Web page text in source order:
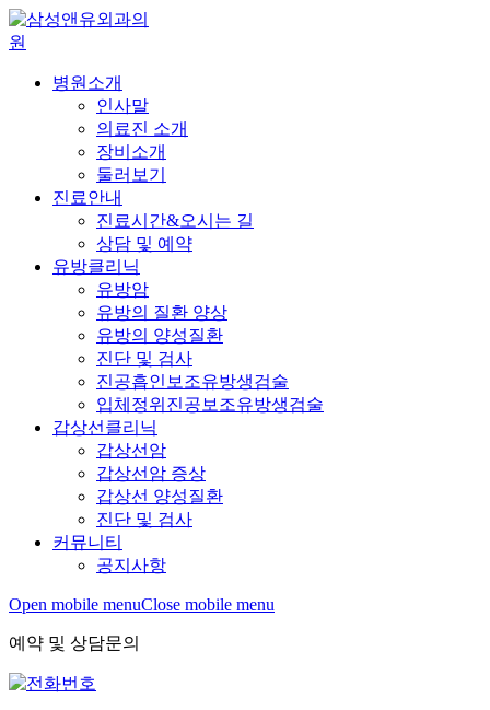
병원소개
인사말
의료진 소개
장비소개
둘러보기
진료안내
진료시간&오시는 길
상담 및 예약
유방클리닉
유방암
유방의 질환 양상
유방의 양성질환
진단 및 검사
진공흡인보조유방생검술
입체정위진공보조유방생검술
갑상선클리닉
갑상선암
갑상선암 증상
갑상선 양성질환
진단 및 검사
커뮤니티
공지사항
Open mobile menuClose mobile menu
예약 및 상담문의